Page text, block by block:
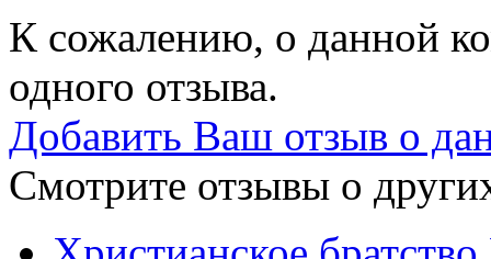
К сожалению, о данной
одного отзыва.
Добавить Ваш отзыв о
Смотрите отзывы о